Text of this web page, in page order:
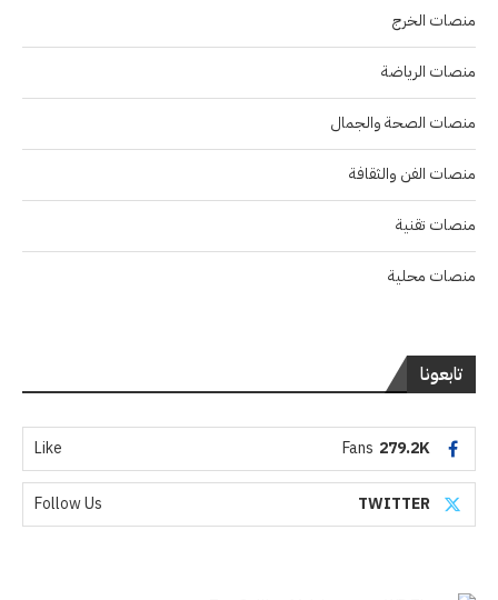
منصات الخرج
منصات الرياضة
منصات الصحة والجمال
منصات الفن والثقافة
منصات تقنية
منصات محلية
تابعونا
279.2K
Fans
Like
TWITTER
Follow Us